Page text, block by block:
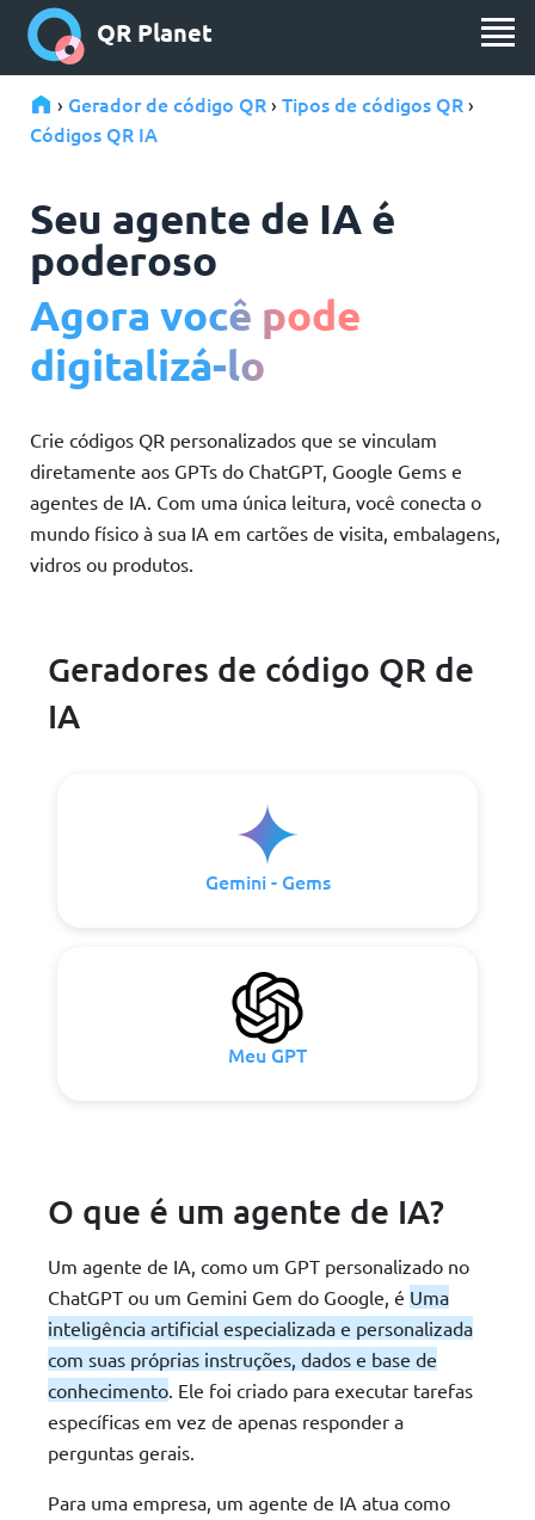
QR Planet
› Gerador de código QR › Tipos de códigos QR ›
Códigos QR IA
Seu agente de IA é
poderoso
Agora você pode
digitalizá-lo
Crie códigos QR personalizados que se vinculam
diretamente aos GPTs do ChatGPT, Google Gems e
agentes de IA. Com uma única leitura, você conecta o
mundo físico à sua IA em cartões de visita, embalagens,
vidros ou produtos.
Geradores de código QR de
IA
Gemini - Gems
Meu GPT
O que é um agente de IA?
Um agente de IA, como um GPT personalizado no
ChatGPT ou um Gemini Gem do Google, é Uma
inteligência artificial especializada e personalizada
com suas próprias instruções, dados e base de
conhecimento. Ele foi criado para executar tarefas
específicas em vez de apenas responder a
perguntas gerais.
Para uma empresa, um agente de IA atua como